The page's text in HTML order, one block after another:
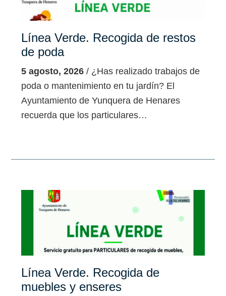
Línea Verde. Recogida de restos
de poda
5 agosto, 2026 / ¿Has realizado trabajos de
poda o mantenimiento en tu jardín? El
Ayuntamiento de Yunquera de Henares
recuerda que los particulares…
Línea Verde. Recogida de
muebles y enseres